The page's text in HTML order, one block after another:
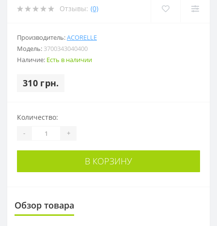
Отзывы: (0)
Производитель:ACORELLE
Модель: 3700343040400
Наличие: Есть в наличии
310 грн.
Количество:
- +
В КОРЗИНУ
Обзор товара